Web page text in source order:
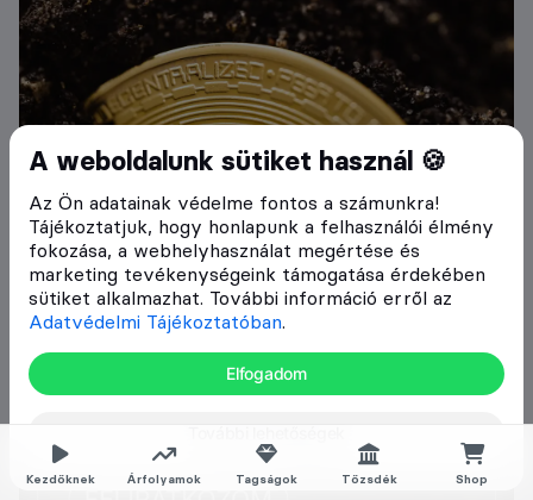
Kezdőknek Árfolyamok Tagságok Tőzsdék Shop
A weboldalunk sütiket használ 🍪
Az Ön adatainak védelme fontos a számunkra!
Tájékoztatjuk, hogy honlapunk a felhasználói élmény
fokozása, a webhelyhasználat megértése és
marketing tevékenységeink támogatása érdekében
sütiket alkalmazhat. További információ erről az
Adatvédelmi Tájékoztatóban.
Elfogadom